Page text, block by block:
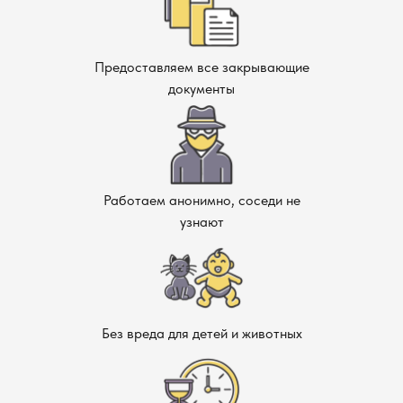
Проверка мебели.Периодически проверяйте
чтобы вовремя обнаружить признаки нового
Как заказать услуги по уничтожению
кожеедов в Раменском?
Если вы заметили признаки заражения, не откладывайте
решение проблемы. Обратитесь к нам, и наши
специалисты проведут осмотр вашего помещения,
предложат оптимальный метод уничтожения вредителей и
приступят к обработке в кратчайшие сроки. Мы
работаем быстро, качественно и гарантируем
безопасные условия для вашего дома. После проведения
рекомендации по профилактике и поддержанию чистоты в
Предоставляем все закрывающие
документы
Работаем анонимно, соседи не
узнают
Без вреда для детей и животных